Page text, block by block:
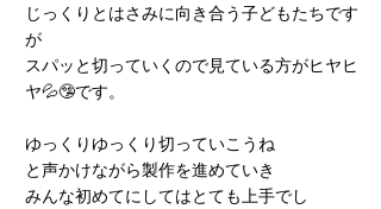
じっくりとはさみに向き合う子どもたちです
が
スパッと切っていくので見ている方がヒヤヒ
ヤ💦🤥です。
ゆっくりゆっくり切っていこうね
と声かけながら製作を進めていき
みんな初めてにしてはとても上手でし